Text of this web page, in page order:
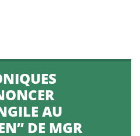
AU
DE MGR